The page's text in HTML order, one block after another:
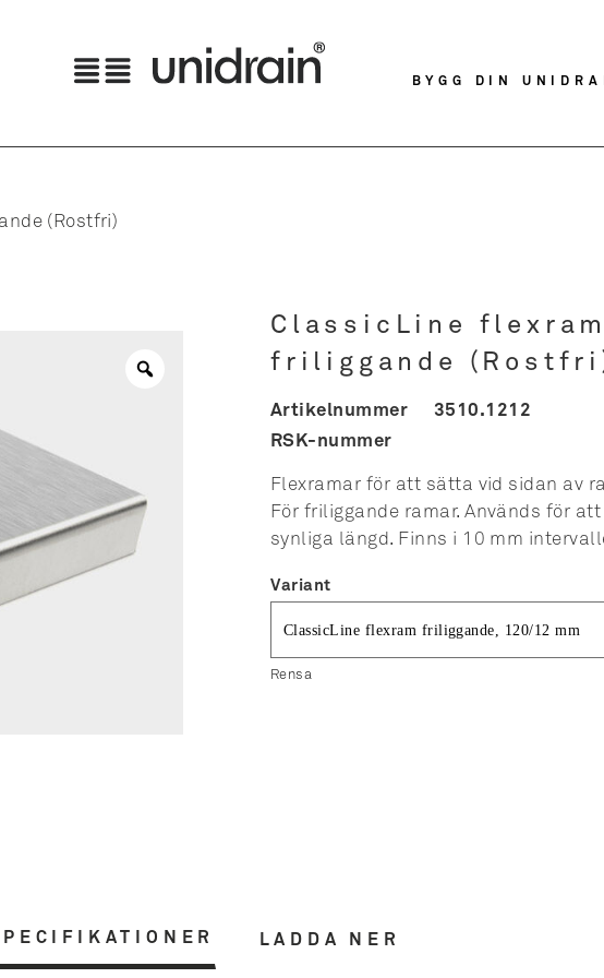
BYGG DIN
(Rostfri)
ClassicLine
friliggande
Artikelnummer
3510.1212
RSK-nummer
Flexramar för att sätta vid sidan av
För friliggande ramar. Används för
synliga längd. Finns i 10 mm
Variant
Rensa
LADDA NER